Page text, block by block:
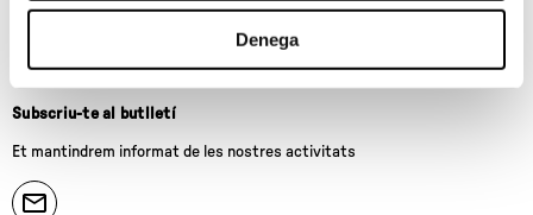
Denega
Subscriu-te al butlletí
Et mantindrem informat de les nostres activitats